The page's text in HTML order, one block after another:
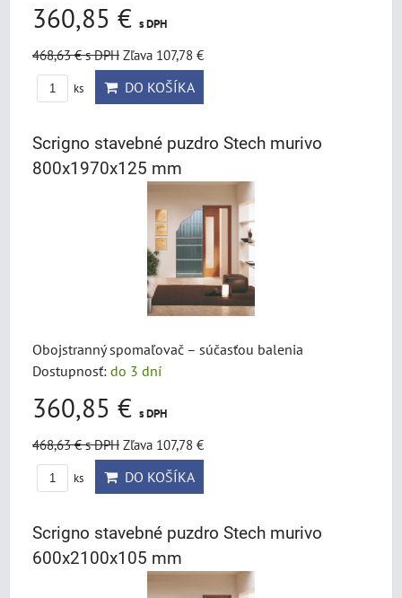
360,85 € s DPH
468,63 €s DPH Zľava 107,78 €
ks DO KOŠÍKA
Scrigno stavebné puzdro Stech murivo
800x1970x125 mm
Obojstranný spomaľovač – súčasťou balenia
Dostupnosť: do 3 dní
360,85 € s DPH
468,63 €s DPH Zľava 107,78 €
ks DO KOŠÍKA
Scrigno stavebné puzdro Stech murivo
600x2100x105 mm